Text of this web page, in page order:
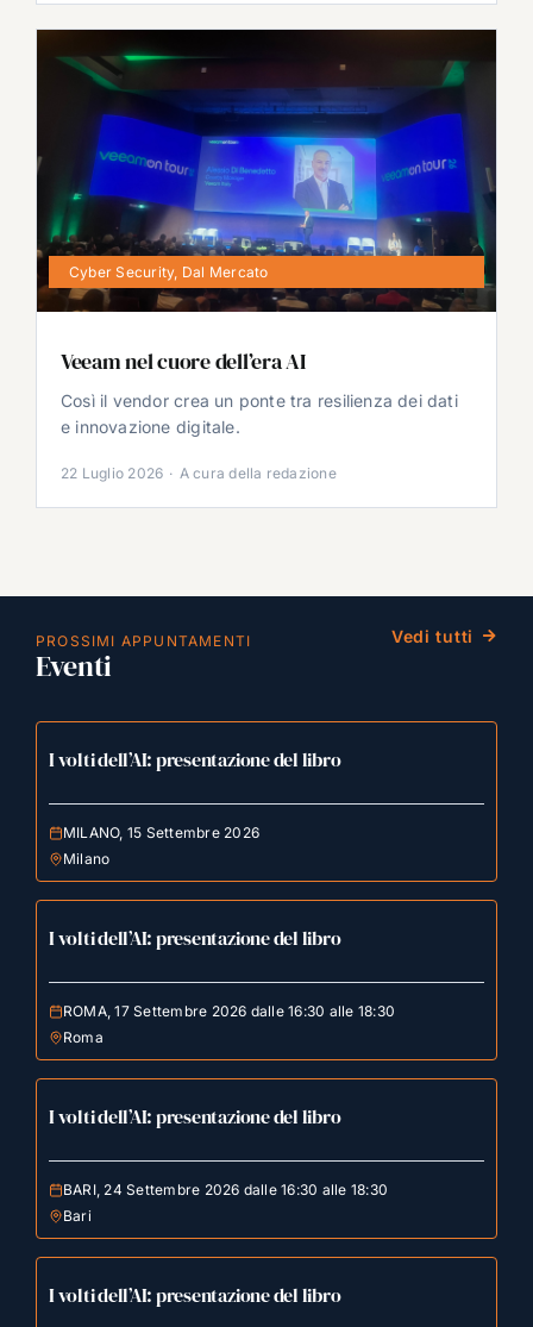
Cyber Security, Dal Mercato
Veeam nel cuore dell’era AI
Così il vendor crea un ponte tra resilienza dei dati
e innovazione digitale.
22 Luglio 2026 · A cura della redazione
PROSSIMI APPUNTAMENTI
Eventi
Vedi tutti
I volti dell’AI: presentazione del libro
MILANO, 15 Settembre 2026
Milano
I volti dell’AI: presentazione del libro
ROMA, 17 Settembre 2026 dalle 16:30 alle 18:30
Roma
I volti dell’AI: presentazione del libro
BARI, 24 Settembre 2026 dalle 16:30 alle 18:30
Bari
I volti dell’AI: presentazione del libro